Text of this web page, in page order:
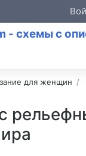
для женщин